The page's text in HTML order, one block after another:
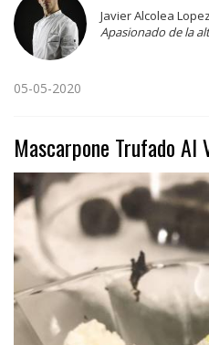
Javier Alcolea Lopez
Apasionado de la
05-05-2020
Mascarpone Trufado Al